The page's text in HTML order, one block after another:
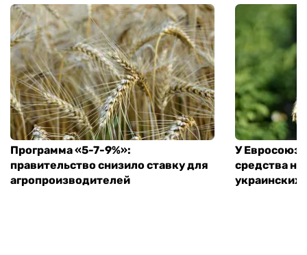
Программа «5-7-9%»:
правительство снизило ставку для
агропроизводителей
У
средства